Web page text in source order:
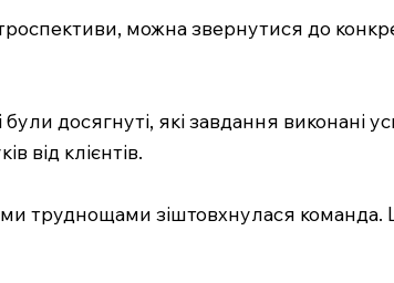
можна звернутися до
досягнуті, які завдання
від клієнтів.
труднощами зіштовхнулася команда.